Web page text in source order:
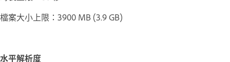
檔案大小上限：3900 MB (3.9 GB)
水平解析度